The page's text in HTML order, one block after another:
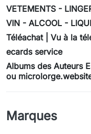
VETEMENTS -
VIN - ALCOOL -
Téléachat | Vu à la
ecards service
Albums des Auteurs
ou
Marques